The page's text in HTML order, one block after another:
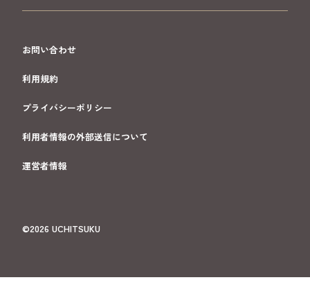
お問い合わせ
利用規約
プライバシーポリシー
利用者情報の外部送信について
運営者情報
©2026 UCHITSUKU